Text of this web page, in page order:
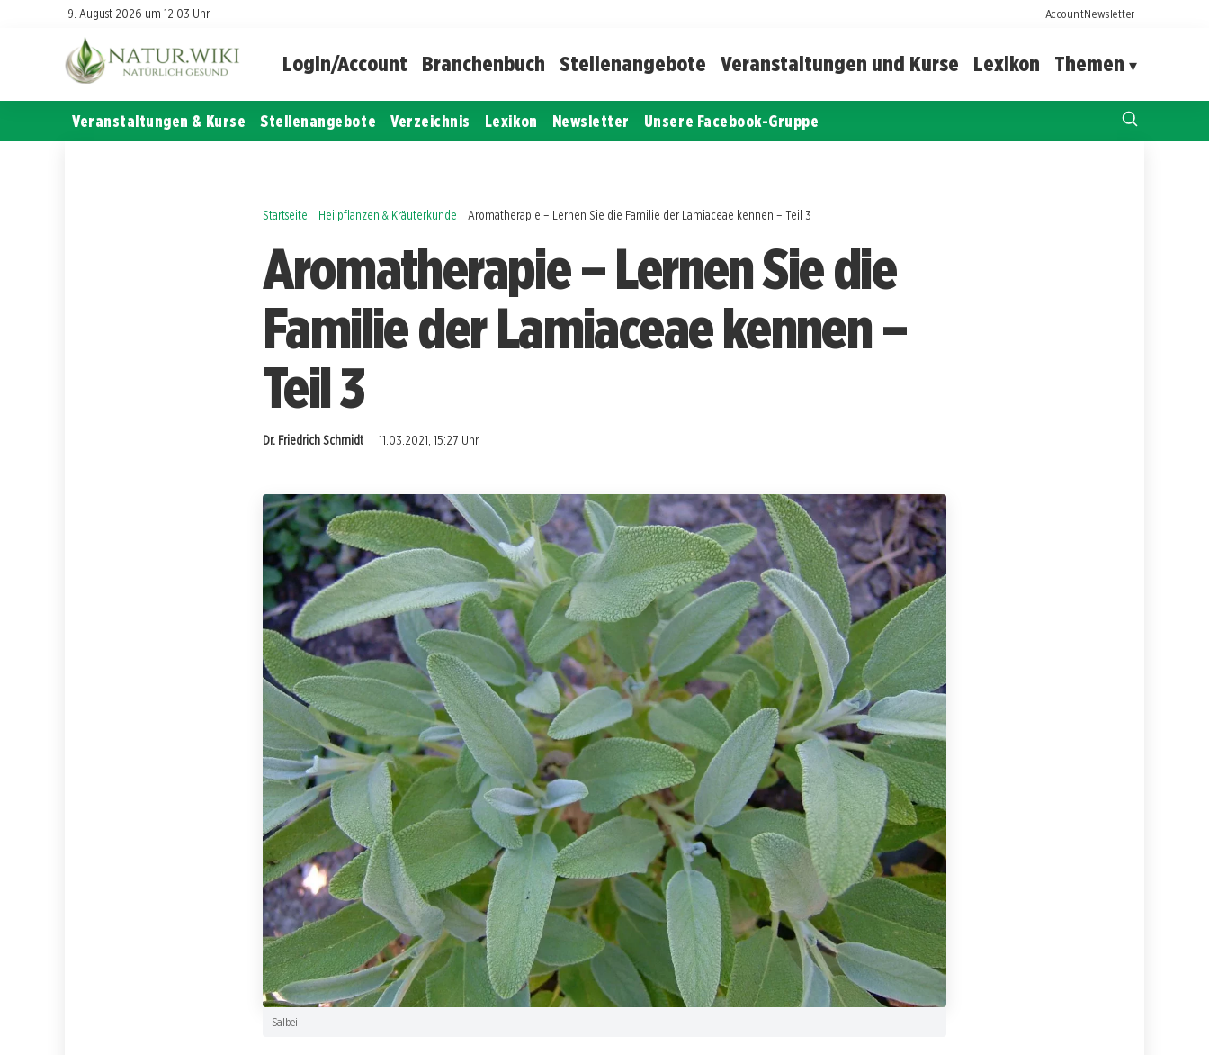
9. August 2026 um 12:03 Uhr AccountNewsletter
Login/Account Branchenbuch Stellenangebote Veranstaltungen und Kurse Lexikon Themen
Veranstaltungen & Kurse Stellenangebote Verzeichnis Lexikon Newsletter Unsere Facebook-Gruppe
Startseite Heilpflanzen & Kräuterkunde Aromatherapie – Lernen Sie die Familie der Lamiaceae kennen – Teil 3
Aromatherapie – Lernen Sie die
Familie der Lamiaceae kennen –
Teil 3
Dr. Friedrich Schmidt 11.03.2021, 15:27 Uhr
Salbei